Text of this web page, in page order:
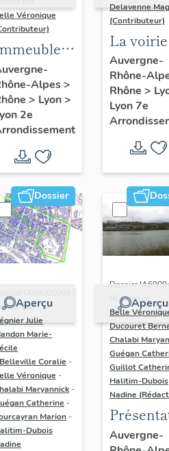
Véronique
secteur
Alpes>
> Lyon>
2e
Delavenne
(Contributeur)
La
secteur
d'étude
"Saint-
André"
(Lyon
Auvergne-
Rhône-
Rhône >
Lyon 7e
Dossier
Aperçu
Réalisé par
Julie
Marie-
Belleville Coralie -
Véronique -
Maryannick -
Catherine -
Marion -
Dubois
Aperçu
Dossier
Réalisé par
Belle
Ducouret
Chalabi
Guégan
Guillot
Halitim-Dubois
Nadine
du
Auvergne-